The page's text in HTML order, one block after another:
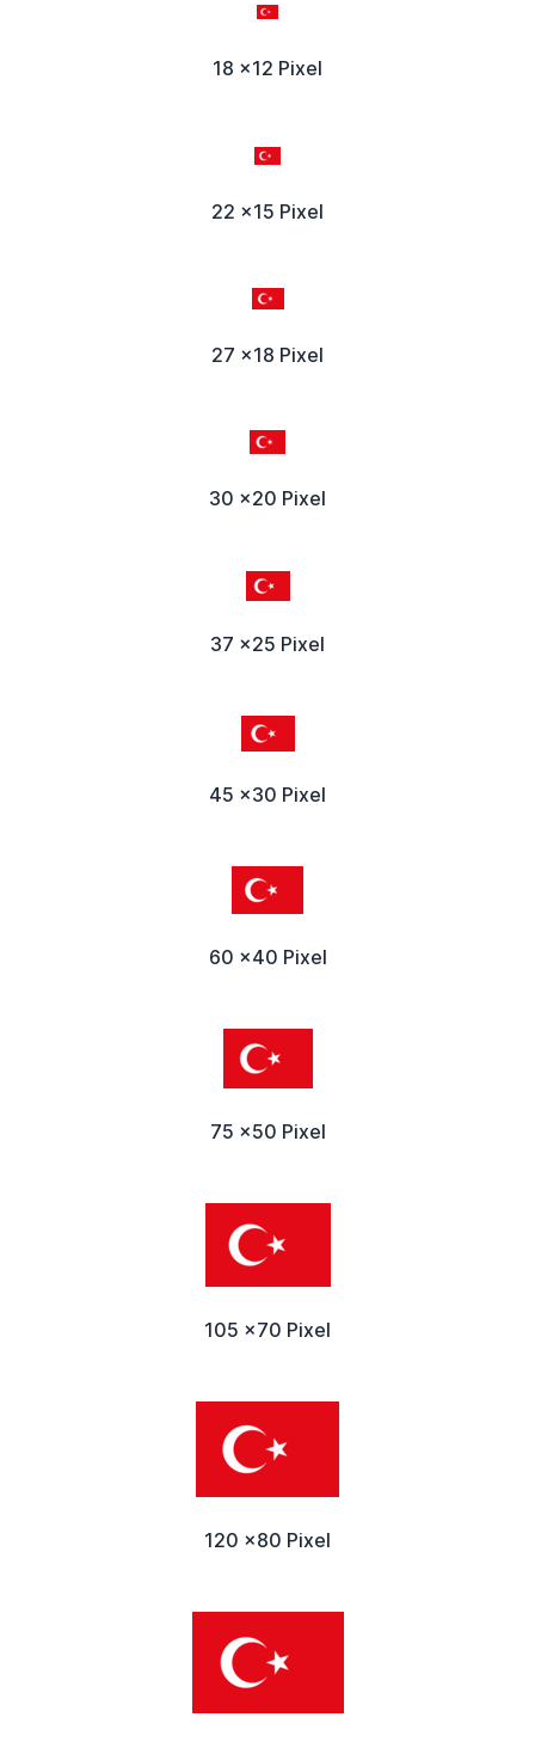
18 x12 Pixel
22 x15 Pixel
27 x18 Pixel
30 x20 Pixel
37 x25 Pixel
45 x30 Pixel
60 x40 Pixel
75 x50 Pixel
105 x70 Pixel
120 x80 Pixel